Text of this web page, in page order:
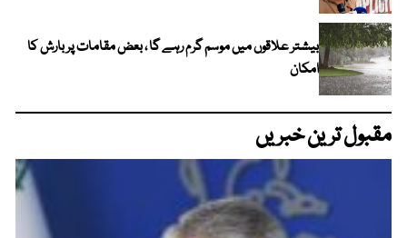
بیشتر علاقوں میں موسم گرم رہے گا ، بعض مقامات پر بارش کا
امکان
مقبول ترین خبریں